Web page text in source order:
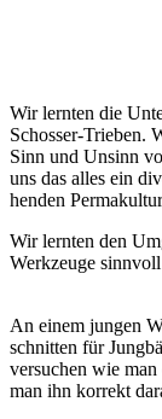
Wir lern­ten die
Schos­ser-Trie­ben.
Sinn und Unsinn
uns das alles ein
hen­den
Wir lern­ten den
Werk­zeu­ge
An einem jun­gen
s­chnit­ten für
ver­su­chen wie
man ihn kor­rekt